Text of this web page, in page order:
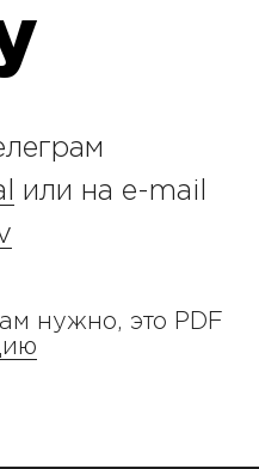
или на e-mail
нужно, это PDF